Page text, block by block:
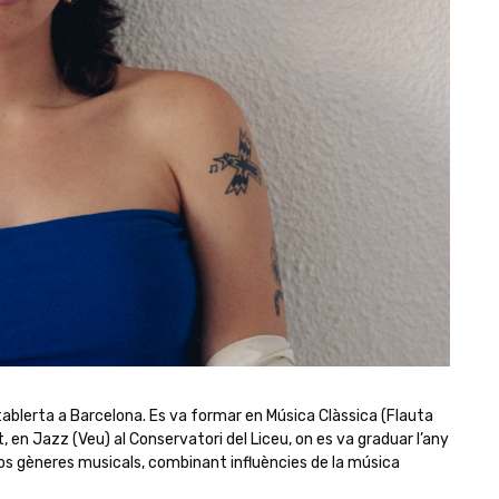
a Barcelona. Es va formar en Música Clàssica (Flauta
Jazz (Veu) al Conservatori del Liceu, on es va graduar l’any
gèneres musicals, combinant influències de la música